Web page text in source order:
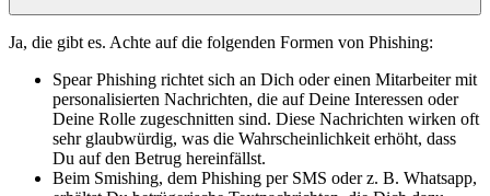
Ja, die gibt es. Achte auf die folgenden Formen von Phishing:
Spear Phishing richtet sich an Dich oder einen Mitarbeiter mit
personalisierten Nachrichten, die auf Deine Interessen oder
Deine Rolle zugeschnitten sind. Diese Nachrichten wirken oft
sehr glaubwürdig, was die Wahrscheinlichkeit erhöht, dass
Du auf den Betrug hereinfällst.
Beim Smishing, dem Phishing per SMS oder z. B. Whatsapp,